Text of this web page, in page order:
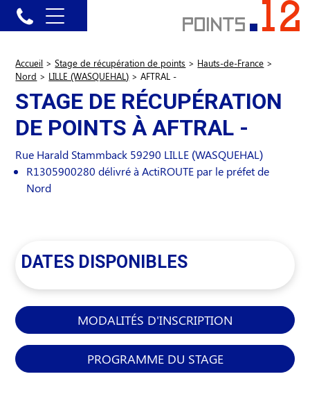
Accueil > Stage de récupération de points > Hauts-de-France >
Nord > LILLE (WASQUEHAL) > AFTRAL -
STAGE DE RÉCUPÉRATION
DE POINTS À AFTRAL -
Rue Harald Stammback 59290 LILLE (WASQUEHAL)
R1305900280 délivré à ActiROUTE par le préfet de
Nord
DATES DISPONIBLES
MODALITÉS D'INSCRIPTION
PROGRAMME DU STAGE